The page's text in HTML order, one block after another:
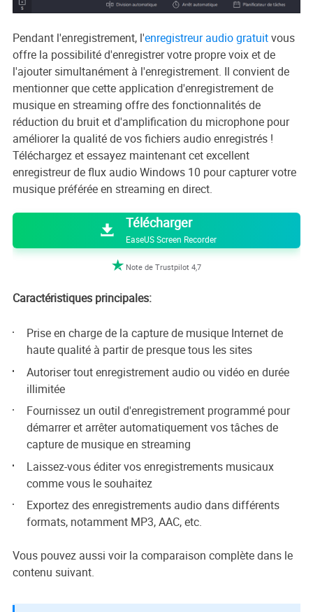
Pendant l'enregistrement, l'enregistreur audio gratuitvous
offre la possibilité d'enregistrer votre propre voix et de
l'ajouter simultanément à l'enregistrement. Il convient de
mentionner que cette application d'enregistrement de
musique en streaming offre des fonctionnalités de
réduction du bruit et d'amplification du microphone pour
améliorer la qualité de vos fichiers audio enregistrés !
Téléchargez et essayez maintenant cet excellent
enregistreur de flux audio Windows 10 pour capturer votre
musique préférée en streaming en direct.

 Télécharger
EaseUS Screen Recorder
 Note de Trustpilot 4,7
Caractéristiques principales:
Prise en charge de la capture de musique Internet de
haute qualité à partir de presque tous les sites
Autoriser tout enregistrement audio ou vidéo en durée
illimitée
Fournissez un outil d'enregistrement programmé pour
démarrer et arrêter automatiquement vos tâches de
capture de musique en streaming
Laissez-vous éditer vos enregistrements musicaux
comme vous le souhaitez
Exportez des enregistrements audio dans différents
formats, notamment MP3, AAC, etc.
Vous pouvez aussi voir la comparaison complète dans le
contenu suivant.